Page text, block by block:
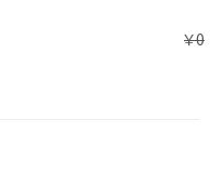
￥0